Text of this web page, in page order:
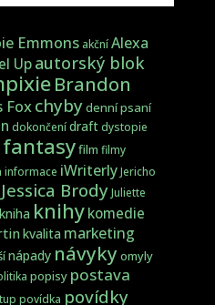
Emmons akční Alexa
Upautorský blok
Brandon
Foxchybydenní psaní
dokončení draft dystopie
fantasyfilm filmy
informace iWriterlyJericho
Jessica BrodyJuliette
kniha knihykomedie
kvalita marketing
nápady návyky omyly
popisy postava
povídka povídky